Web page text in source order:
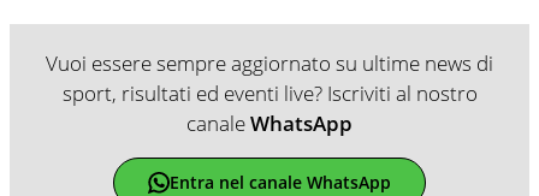
Vuoi essere sempre aggiornato su ultime news di
sport, risultati ed eventi live? Iscriviti al nostro
canaleWhatsApp
Entra nel canale WhatsApp